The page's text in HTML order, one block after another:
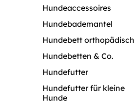
Hundeaccessoires
Hundebademantel
Hundebett orthopädisch
Hundebetten & Co.
Hundefutter
Hundefutter für kleine
Hunde